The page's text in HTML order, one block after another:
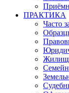
ПРАКТИКА
Часто